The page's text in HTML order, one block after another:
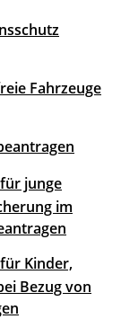
Fahrzeuge
junge
im
Kinder,
Bezug von